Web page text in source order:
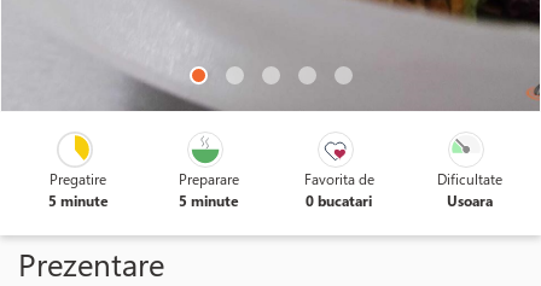
Pregatire
5 minute
Preparare
5 minute
Favorita de
0 bucatari
Dificultate
Usoara
Prezentare